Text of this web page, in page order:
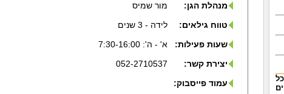
מנהלת הגן:
מור שמיס
טווח גילאים:
לידה - 3 שנים
שעות פעילות:
א' - ה': 7:30-16:00
יצירת קשר:
052-2710537
עמוד פייסבוק: